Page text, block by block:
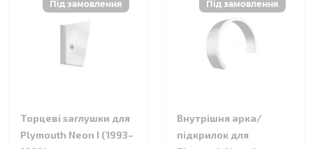
Торцеві заглушки для
Plymouth Neon I (1993–
Внутрішня арка/
підкрилок для